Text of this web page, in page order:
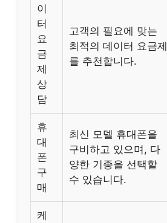
이
터
요
금
제
상
담
고객의 필요에 맞는
최적의 데이터 요금제
를 추천합니다.
휴
대
폰
구
매
최신 모델 휴대폰을
구비하고 있으며, 다
양한 기종을 선택할
수 있습니다.
케